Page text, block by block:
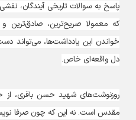
پاسخ به سوالات تاریخی آیندگان،
که معمولا صریح‌ترین، صادق‌ترین و
خواندن این یادداشت‌ها، می‌تواند
دل واقعه‌ای خاص.
روزنوشت‌های شهید حسن باقری، از
مقدس است. نه این که چون صرفا